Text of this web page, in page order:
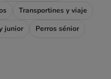
Transportines y viaje
junior
Perros sénior